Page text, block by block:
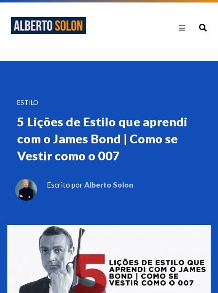
ESTILO
5 Lições de Estilo que aprendi
com o James Bond | Como se
Vestir como o 007
Escrito porAlberto Solon